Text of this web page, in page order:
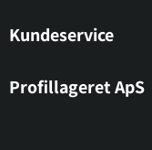
Kundeservice
Profillageret ApS